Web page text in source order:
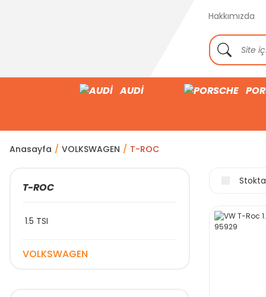
Hakkımızda
AUDİ
Anasayfa VOLKSWAGEN T-ROC
T-ROC
1.5 TSI
VOLKSWAGEN